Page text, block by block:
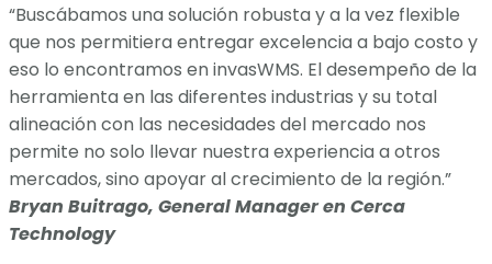
“Buscábamos una solución robusta y a la vez flexible
que nos permitiera entregar excelencia a bajo costo y
eso lo encontramos en invasWMS. El desempeño de la
herramienta en las diferentes industrias y su total
alineación con las necesidades del mercado nos
permite no solo llevar nuestra experiencia a otros
mercados, sino apoyar al crecimiento de la región.”
Bryan Buitrago, General Manager en Cerca
Technology